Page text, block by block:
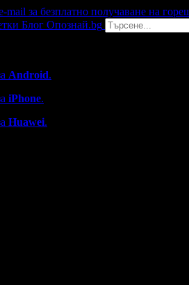
за безплатно получаване на
Блог Опознай.bg
Android.
iPhone.
Huawei.